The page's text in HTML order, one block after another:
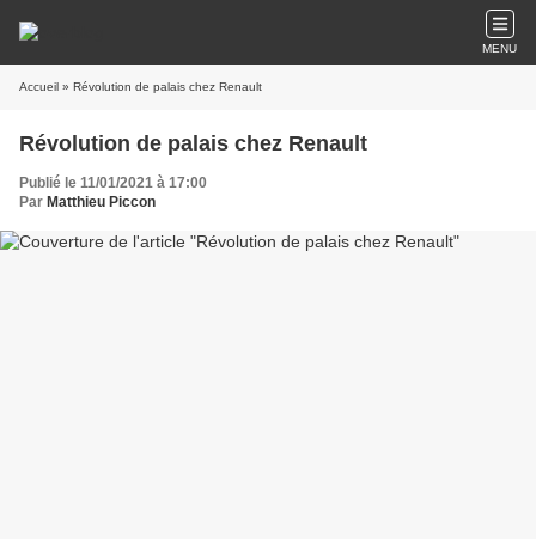
MENU
Accueil » Révolution de palais chez Renault
Révolution de palais chez Renault
Publié le 11/01/2021 à 17:00
Par Matthieu Piccon